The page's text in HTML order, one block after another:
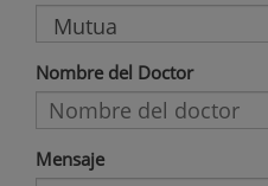
Nombre del Doctor
Mensaje